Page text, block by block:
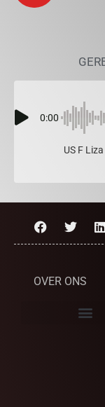
0:00
US F
OVER ONS